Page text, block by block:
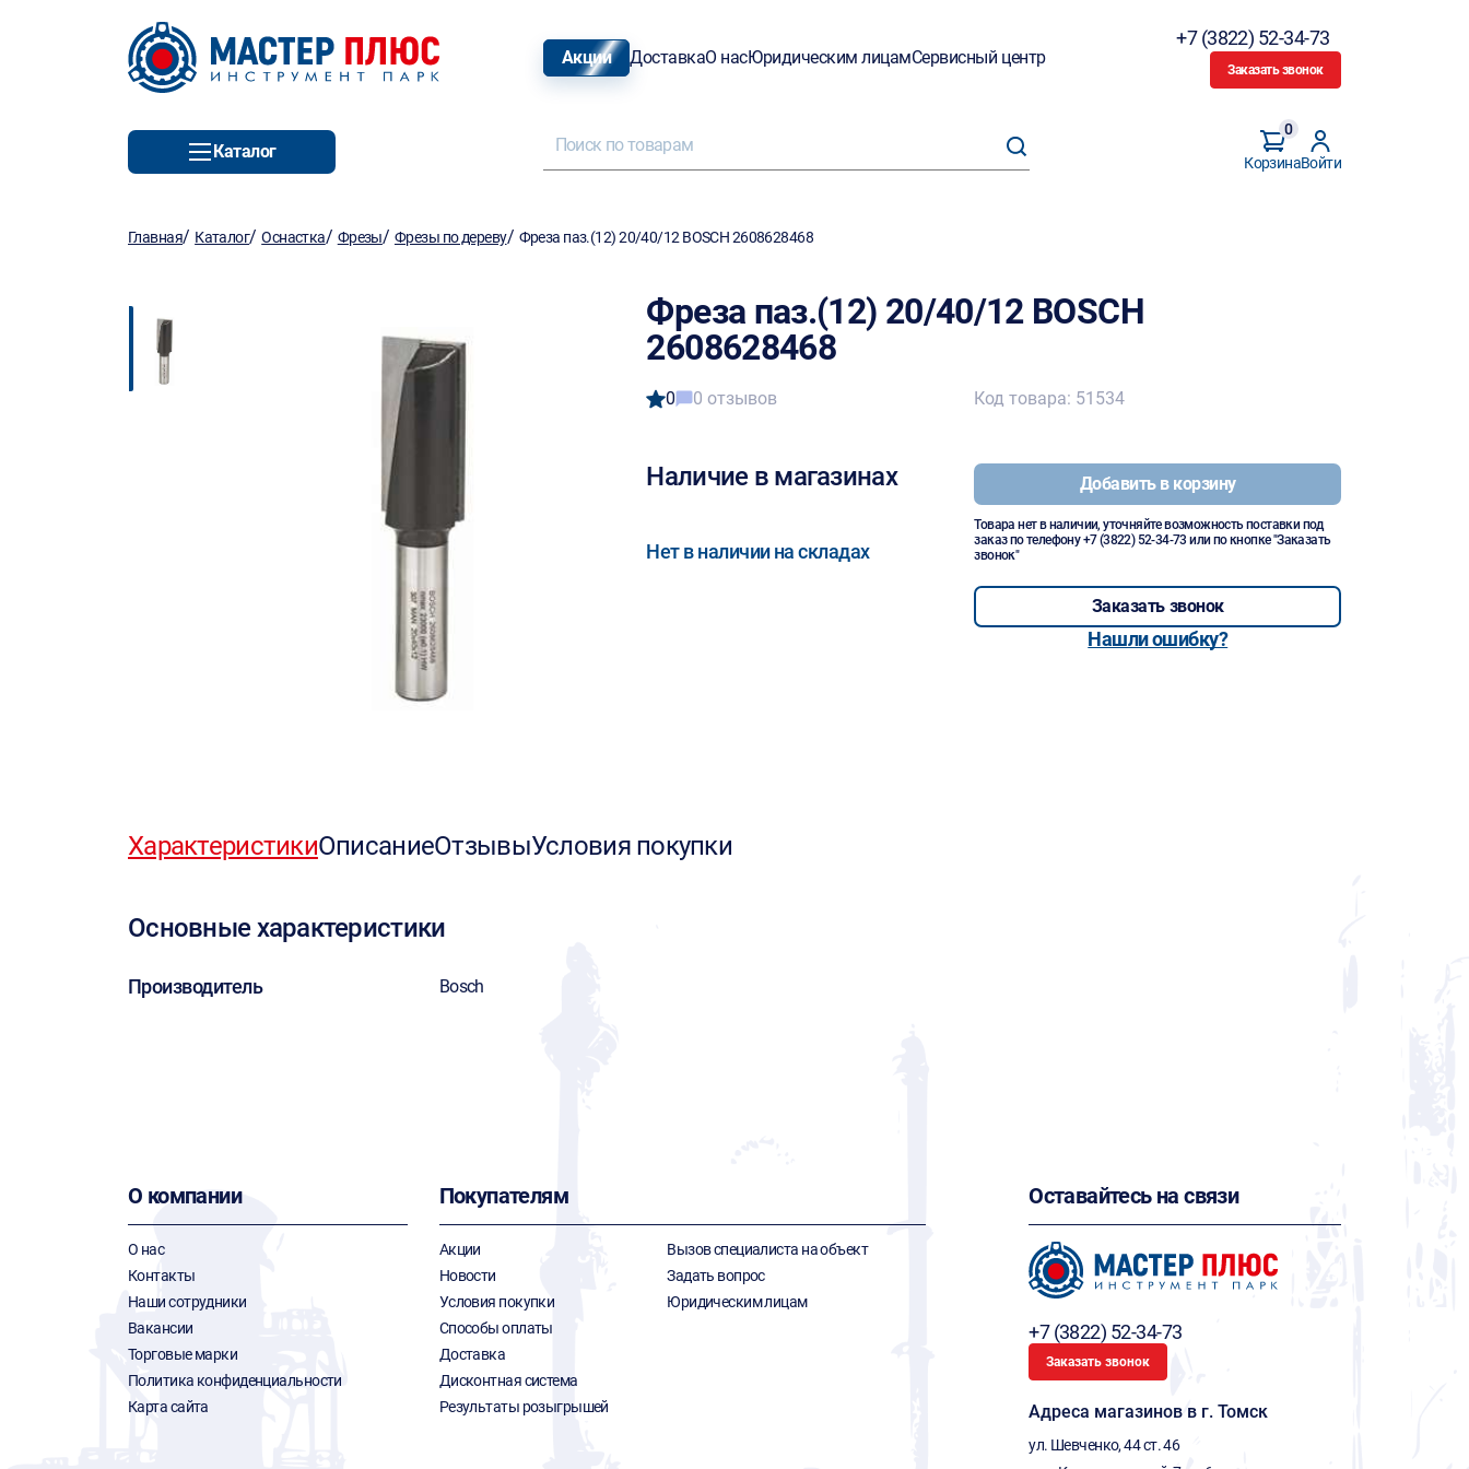
Акции ДоставкаО насЮридическим лицамСервисный центр
+7 (3822) 52-34-73
Заказать звонок
Каталог
Корзина
0
Войти
Главная/ Каталог/Оснастка/ Фрезы/ Фрезы по дереву/ Фреза паз.(12) 20/40/12 BOSCH 2608628468
Фреза паз.(12) 20/40/12 BOSCH
2608628468
0 0 отзывов
Наличие в магазинах
Нет в наличии на складах
Код товара: 51534
Добавить в корзину
Товара нет в наличии, уточняйте возможность поставки под
заказ по телефону+7 (3822) 52-34-73 или по кнопке "Заказать
звонок"
Заказать звонок
Нашли ошибку?
ХарактеристикиОписаниеОтзывыУсловия покупки
Основные характеристики
Производитель Bosch
О компании
О нас
Контакты
Наши сотрудники
Вакансии
Торговые марки
Политика конфиденциальности
Карта сайта
Покупателям
Акции
Новости
Условия покупки
Способы оплаты
Доставка
Дисконтная система
Результаты розыгрышей
Вызов специалиста на объект
Задать вопрос
Юридическим лицам
Оставайтесь на связи
+7 (3822) 52-34-73
Заказать звонок
Адреса магазинов в г. Томск
ул. Шевченко, 44 ст. 46